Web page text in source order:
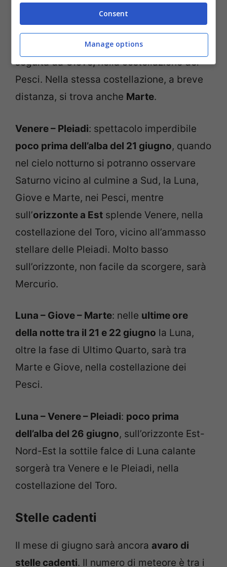
della notte tra il 20 e i 21 giugno
ore dal solstizio d’estate, sull’orizzonte a
Luna all’Ultimo Quarto
seguita da Giove, nella costellazione dei
Pesci. Nella stessa costellazione, a breve
distanza, si trova anche Marte.
Venere – Pleiadi: spettacolo imperdibile
poco prima dell’alba del 21 giugno, quando
nel cielo notturno si potranno osservare
Saturno vicino al culmine a Sud, la Luna,
Giove e Marte, nei Pesci, mentre
sull’orizzonte a Est splende Venere, nella
costellazione del Toro, vicino all’ammasso
stellare delle Pleiadi. Molto basso
sull’orizzonte, non facile da scorgere, sarà
Mercurio.
Luna – Giove – Marte: nelle ultime ore
della notte tra il 21 e 22 giugno la Luna,
oltre la fase di Ultimo Quarto, sarà tra
Marte e Giove, nella costellazione dei
Pesci.
Luna – Venere – Pleiadi: poco prima
dell’alba del 26 giugno, sull’orizzonte Est-
Nord-Est la sottile falce di Luna calante
sorgerà tra Venere e le Pleiadi, nella
costellazione del Toro.
Stelle cadenti
Il mese di giugno sarà ancora avaro di
stelle cadenti. Il numero di meteore è tra i
Consent
Manage options